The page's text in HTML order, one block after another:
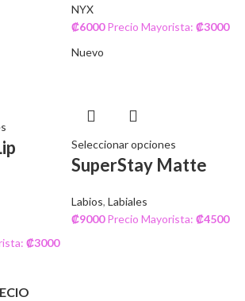
NYX
₡6000 Precio Mayorista: ₡3000
₡3000
Nuevo
Seleccionar opciones
SuperStay Matte
Labios, Labiales
₡9000 Precio Mayorista: ₡4500